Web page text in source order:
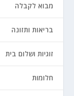
מבוא לקבלה
בריאות ותזונה
זוגיות ושלום בית
חלומות